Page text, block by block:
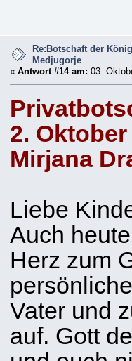
Re:Botschaft der
Medjugorje
« Antwort #14 am: 03.
2.
Mirjana
Liebe
Auch
Herz zum
Vater und
auf. Gott